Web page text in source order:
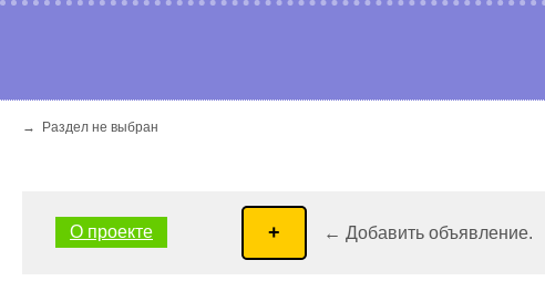
→ Раздел не выбран
О проекте ← Добавить объявление.